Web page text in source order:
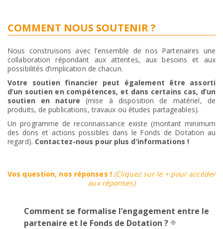
COMMENT NOUS SOUTENIR ?
Nous construisons avec l’ensemble de nos Partenaires une
collaboration répondant aux attentes, aux besoins et aux
possibilités d’implication de chacun.
Votre soutien financier peut également être assorti
d’un soutien en compétences, et dans certains cas, d’un
soutien en nature (mise à disposition de matériel, de
produits, de publications, travaux ou études partageables).
Un programme de reconnaissance existe (montant minimum
des dons et actions possibles dans le Fonds de Dotation au
regard). Contactez-nous pour plus d’informations !
Vos question, nos réponses !(Cliquez sur le + pour accéder
aux réponses)
Comment se formalise l’engagement entre le
partenaire et le Fonds de Dotation ?